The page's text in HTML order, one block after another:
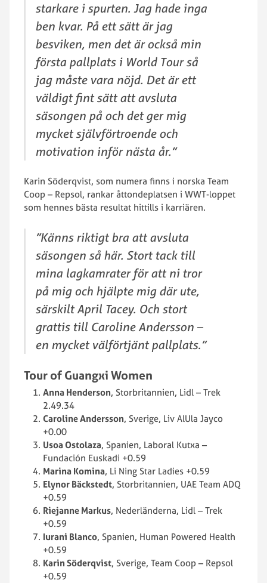
starkare i spurten. Jag hade inga
ben kvar. På ett sätt är jag
besviken, men det är också min
första pallplats i World Tour så
jag måste vara nöjd. Det är ett
väldigt fint sätt att avsluta
säsongen på och det ger mig
mycket självförtroende och
motivation inför nästa år.”
Karin Söderqvist, som numera finns i norska Team
Coop – Repsol, rankar åttondeplatsen i WWT-loppet
som hennes bästa resultat hittills i karriären.
”Känns riktigt bra att avsluta
säsongen så här. Stort tack till
mina lagkamrater för att ni tror
på mig och hjälpte mig där ute,
särskilt April Tacey. Och stort
grattis till Caroline Andersson –
en mycket välförtjänt pallplats.”
Tour of Guangxi Women
Anna Henderson, Storbritannien, Lidl – Trek
2.49.34
Caroline Andersson, Sverige, Liv AlUla Jayco
+0.00
Usoa Ostolaza, Spanien, Laboral Kutxa –
Fundación Euskadi +0.59
Marina Komina, Li Ning Star Ladies +0.59
Elynor Bäckstedt, Storbritannien, UAE Team ADQ
+0.59
Riejanne Markus, Nederländerna, Lidl – Trek
+0.59
Iurani Blanco, Spanien, Human Powered Health
+0.59
Karin Söderqvist, Sverige, Team Coop – Repsol
+0.59